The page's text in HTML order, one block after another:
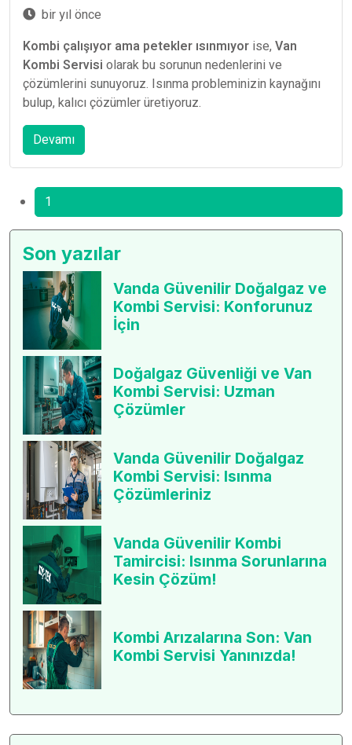
bir yıl önce
Kombi çalışıyor ama petekler ısınmıyor ise, Van
Kombi Servisi olarak bu sorunun nedenlerini ve
çözümlerini sunuyoruz. Isınma probleminizin kaynağını
bulup, kalıcı çözümler üretiyoruz.
Devamı
1
Son yazılar
Vanda Güvenilir Doğalgaz ve
Kombi Servisi: Konforunuz
İçin
Doğalgaz Güvenliği ve Van
Kombi Servisi: Uzman
Çözümler
Vanda Güvenilir Doğalgaz
Kombi Servisi: Isınma
Çözümleriniz
Vanda Güvenilir Kombi
Tamircisi: Isınma Sorunlarına
Kesin Çözüm!
Kombi Arızalarına Son: Van
Kombi Servisi Yanınızda!